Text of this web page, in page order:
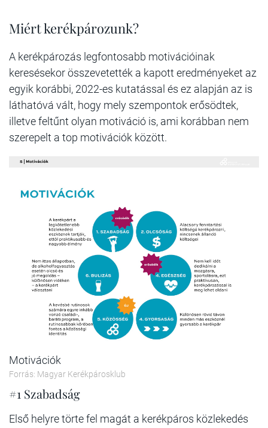
Miért kerékpározunk?
A kerékpározás legfontosabb motivációinak
keresésekor összevetették a kapott eredményeket az
egyik korábbi, 2022-es kutatással és ez alapján az is
láthatóvá vált, hogy mely szempontok erősödtek,
illetve feltűnt olyan motiváció is, ami korábban nem
szerepelt a top motivációk között.
Motivációk
Forrás: Magyar Kerékpárosklub
#1 Szabadság
Első helyre törte fel magát a kerékpáros közlekedés